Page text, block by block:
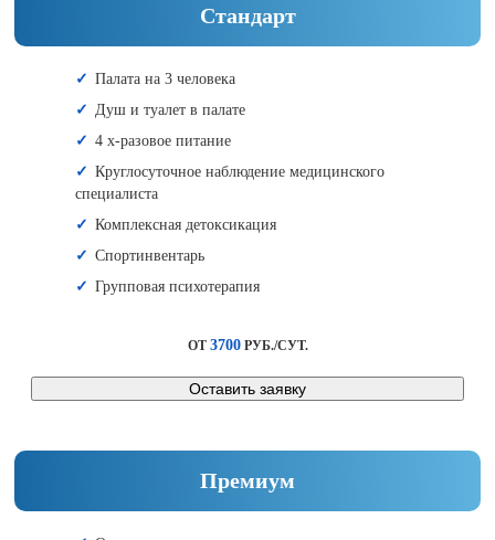
Стандарт
Палата на 3 человека
Душ и туалет в палате
4 х-разовое питание
Круглосуточное наблюдение медицинского
специалиста
Комплексная детоксикация
Спортинвентарь
Групповая психотерапия
ОТ 3700РУБ./СУТ.
Оставить заявку
Премиум